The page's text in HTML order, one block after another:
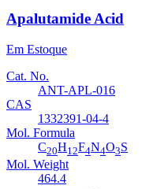
Apalutamide Acid
Em Estoque
Cat. No.
ANT-APL-016
CAS
1332391-04-4
Mol. Formula
C20H12F4N4O3S
Mol. Weight
464.4